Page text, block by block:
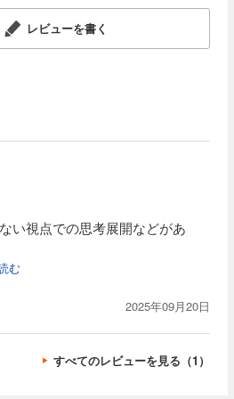
レビューを書く
い視点での思考展開などがあ
む
2025年09月20日
すべてのレビューを見る（1）